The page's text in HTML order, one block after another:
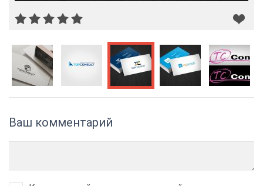
Ваш комментарий